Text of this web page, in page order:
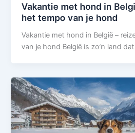
Vakantie met hond in
het tempo van je hond
Vakantie met hond in België –
van je hond België is zo’n land